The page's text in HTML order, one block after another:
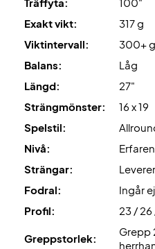
Exakt vikt:
317 g
Viktintervall:
300+ g
Balans:
Låg
Längd:
27"
Strängmönster:
16 x 19
Spelstil:
Nivå:
Strängar:
Fodral:
Ingår ej
Profil:
23 /
Greppstorlek:
Grepp